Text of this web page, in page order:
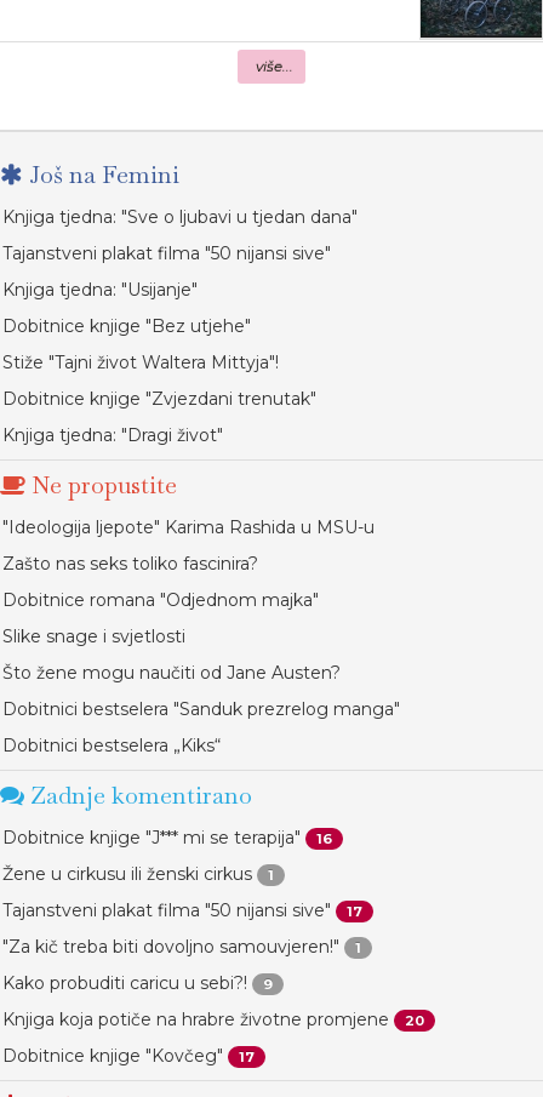
više...
Još na Femini
Knjiga tjedna: "Sve o ljubavi u tjedan dana"
Tajanstveni plakat filma "50 nijansi sive"
Knjiga tjedna: "Usijanje"
Dobitnice knjige "Bez utjehe"
Stiže "Tajni život Waltera Mittyja"!
Dobitnice knjige "Zvjezdani trenutak"
Knjiga tjedna: "Dragi život"
Ne propustite
"Ideologija ljepote" Karima Rashida u MSU-u
Zašto nas seks toliko fascinira?
Dobitnice romana "Odjednom majka"
Slike snage i svjetlosti
Što žene mogu naučiti od Jane Austen?
Dobitnici bestselera "Sanduk prezrelog manga"
Dobitnici bestselera „Kiks“
Zadnje komentirano
Dobitnice knjige "J*** mi se terapija" 16
Žene u cirkusu ili ženski cirkus 1
Tajanstveni plakat filma "50 nijansi sive" 17
"Za kič treba biti dovoljno samouvjeren!" 1
Kako probuditi caricu u sebi?! 9
Knjiga koja potiče na hrabre životne promjene 20
Dobitnice knjige "Kovčeg" 17